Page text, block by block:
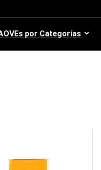
por Categorías